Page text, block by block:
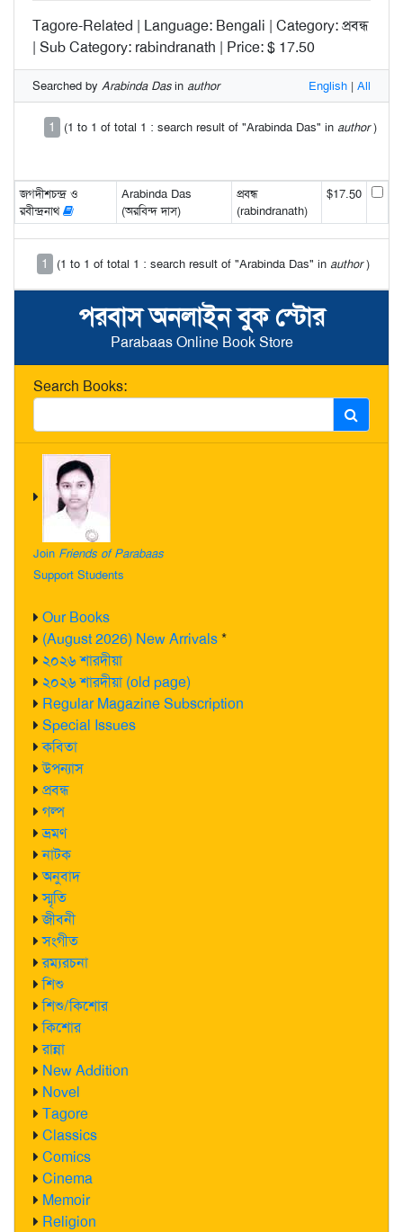
পরবাস অনলাইন বুক স্টোর
Parabaas Online Book Store
Search Books:
Join Friends of Parabaas
Support Students
Our Books
(August 2026) New Arrivals*
২০২৬ শারদীয়া
২০২৬ শারদীয়া (old page)
Regular Magazine Subscription
Special Issues
কবিতা
উপন্যাস
প্রবন্ধ
গল্প
ভ্রমণ
নাটক
অনুবাদ
স্মৃতি
জীবনী
সংগীত
রম্যরচনা
শিশু
শিশু/কিশোর
কিশোর
রান্না
New Addition
Novel
Tagore
Classics
Comics
Cinema
Memoir
Religion
Tagore-Related | Language: Bengali | Category: প্রবন্ধ
| Sub Category: rabindranath | Price: $ 17.50
Searched by Arabinda Dasin author English | All
1 (1 to 1 of total 1 : search result of "Arabinda Das" in author)
জগদীশচন্দ্র ও
রবীন্দ্রনাথ
Arabinda Das
(অরবিন্দ দাস)
প্রবন্ধ
(rabindranath)
$17.50
1 (1 to 1 of total 1 : search result of "Arabinda Das" in author)